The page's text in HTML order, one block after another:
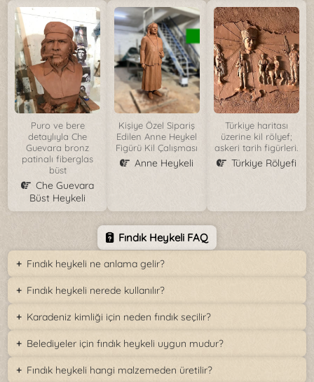
Puro ve bere
detaylıyla Che
Guevara bronz
patinalı fiberglas
büst
Che Guevara
Büst Heykeli
Kişiye Özel Sipariş
Edilen Anne Heykel
Figürü Kil Çalışması
Anne Heykeli
Türkiye haritası
üzerine kil rölyef;
askeri tarih figürleri.
Türkiye Rölyefi
Fındık Heykeli FAQ
Fındık heykeli ne anlama gelir?
Fındık heykeli nerede kullanılır?
Karadeniz kimliği için neden fındık seçilir?
Belediyeler için fındık heykeli uygun mudur?
Fındık heykeli hangi malzemeden üretilir?